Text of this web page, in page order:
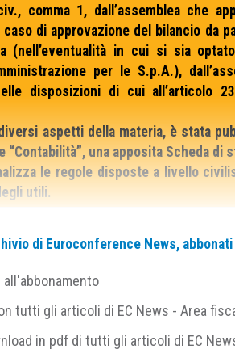
comma 1, dall’assemblea che
di approvazione del bilancio da
(nell’eventualità in cui si sia
per le S.p.A.),
disposizioni di cui all’articolo
aspetti della materia, è stata
“Contabilità”, una apposita Scheda di
le regole disposte a livello
utili.
base a quanto definito dalla normativa
accantonare gli utili :
di Euroconference News,
all'abbonamento
tutti gli articoli di EC News - Area
in pdf di tutti gli articoli di EC